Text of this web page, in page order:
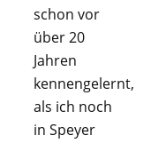
schon vor
über 20
Jahren
kennengelernt,
als ich noch
in Speyer